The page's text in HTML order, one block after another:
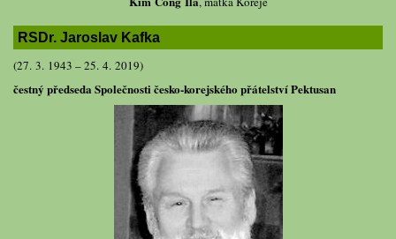
RSDr. Jaroslav Kafka
(27. 3. 1943 – 25. 4. 2019)
čestný předseda Společnosti česko-korejského přátelství Pektusan